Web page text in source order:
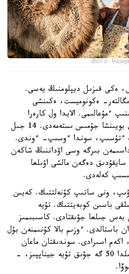
Фото:
ەكى قىزىل ديپلومنىڭ يەسى.
ەكونوميست، ەكىنشى
ءمۇعالىمى. الايدا ول كارەرا
قۋعان جوق. ەكى ماماندىق بويىنشا جۇمىس ىستەمەدى. 14 جىل
ءتۇسىپ، سوندا ءوسىپ- ءوندى.
بىرگە وسى اۋداننىڭ شاكەن
دەگەن مالشى اۋىلعا
كەلەدى.
ونى ساتىپ كۇنەلتتىك. كەيىن
باسىن كوبەيتتىك. تۇيە
بەس جىلعا جۋىقتادى. كاسىبىمىز
باستالدى. ءوزىم بالا كۇنىمنەن بۇل
اسىرادى. سوندىقتان ماعان
تاڭسىق بولعان جوق. 5 جىلدا 50 گە جۋىق تۇيە جيناپپىز، -